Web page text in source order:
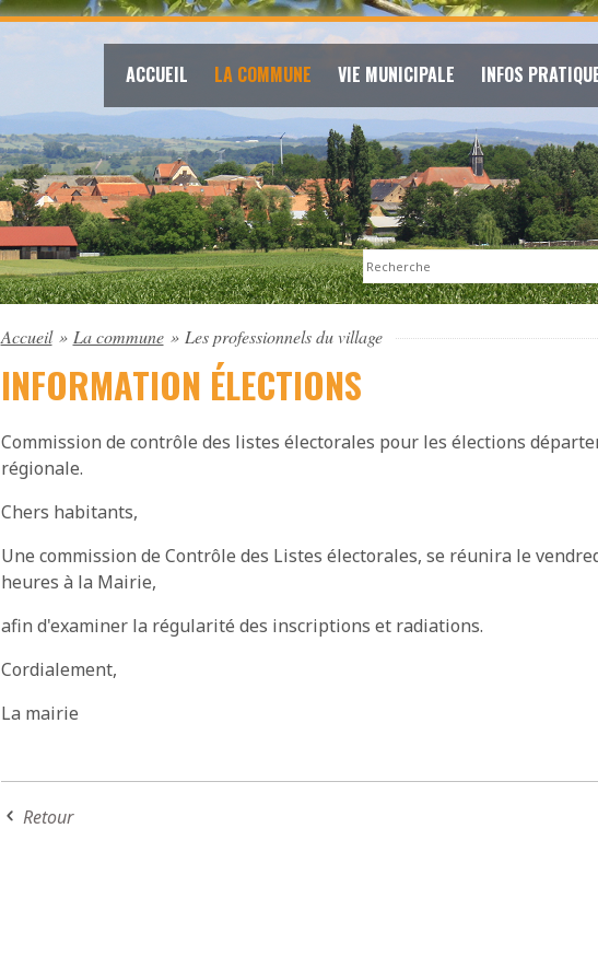
ACCUEIL LA COMMUNE VIE MUNICIPALE INFOS
Search:
Accueil » La commune » Les professionnels du village
INFORMATION ÉLECTIONS
Commission de contrôle des listes électorales pour les élections
régionale.
Chers habitants,
Une commission de Contrôle des Listes électorales, se réunira le
heures à la Mairie,
afin d'examiner la régularité des inscriptions et radiations.
Cordialement,
La mairie
Retour